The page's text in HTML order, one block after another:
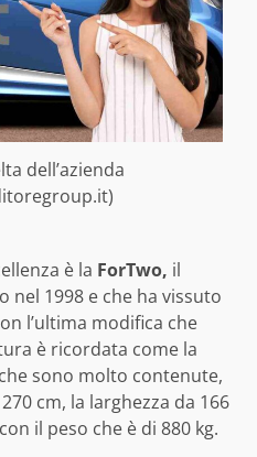
dell’azienda
è la ForTwo, il
1998 e che ha vissuto
l’ultima modifica che
è ricordata come la
sono molto contenute,
cm, la larghezza da 166
il peso che è di 880 kg.